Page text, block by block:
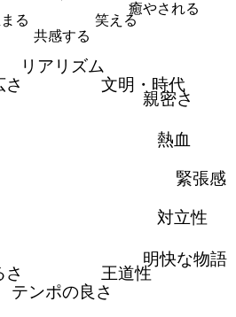
癒やされる
笑える
共感する
る
リアリズム
文明・時代
親密さ
熱血
緊張感
対立性
明快な物語
王道性
テンポの良さ
さ
さ